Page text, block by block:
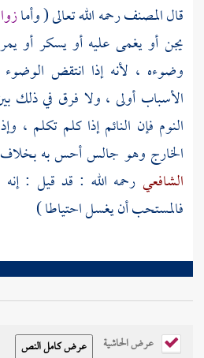
قالالمصنفرحمه الله تعالى ( وأما
يجن أو يغمى عليه أو يسكر أو
وضوءه ، لأنه إذا انتقض الوضوء
الأسباب أولى ، ولا فرق في ذلك
النوم فإن النائم إذا كلم تكلم ،
الخارج وهو جالس أحس به بخلاف
الشافعي رحمه الله : قد قيل :
فالمستحب أن يغسل احتياطا )
عرض الحاشية